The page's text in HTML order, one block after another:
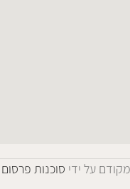
סוכנות פרסום